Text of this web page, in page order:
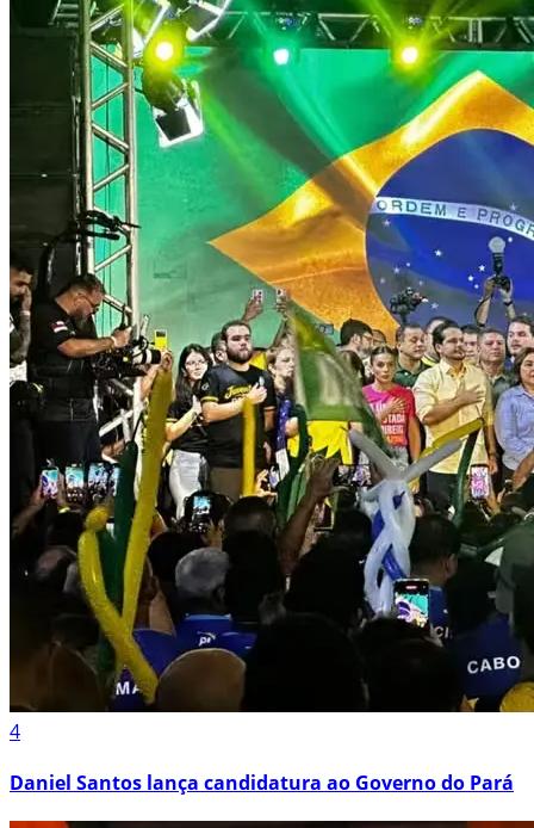
4
Daniel Santos lança candidatura ao Governo do Pará